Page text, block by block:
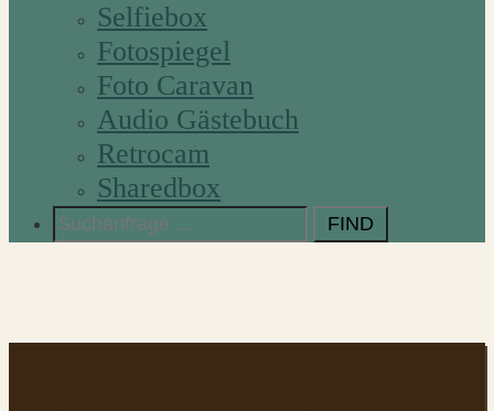
Selfiebox
Fotospiegel
Foto Caravan
Audio Gästebuch
Retrocam
Sharedbox
Search
for: